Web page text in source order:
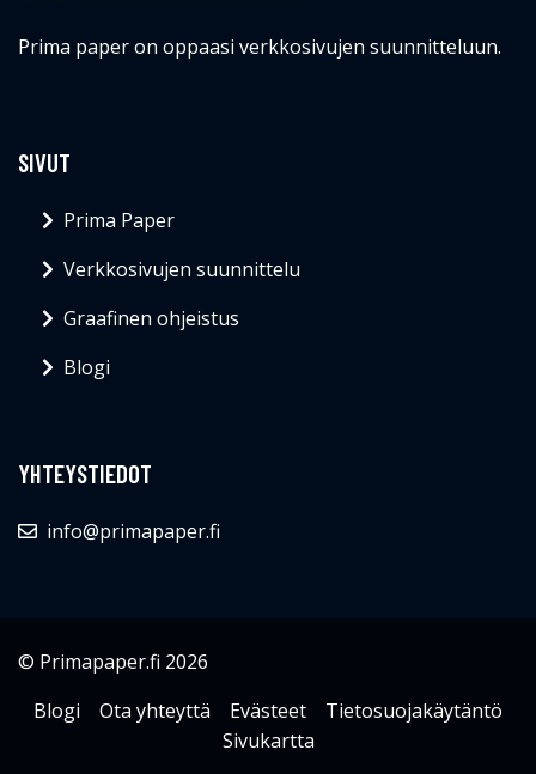
Prima paper on oppaasi verkkosivujen suunnitteluun.
SIVUT
Prima Paper
Verkkosivujen suunnittelu
Graafinen ohjeistus
Blogi
YHTEYSTIEDOT
info@primapaper.fi
© Primapaper.fi 2026
Blogi
Ota yhteyttä Evästeet
Tietosuojakäytäntö
Sivukartta